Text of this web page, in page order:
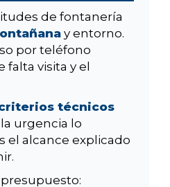
de fontanería
y entorno.
por teléfono
falta visita y el
técnicos
urgencia lo
el alcance explicado